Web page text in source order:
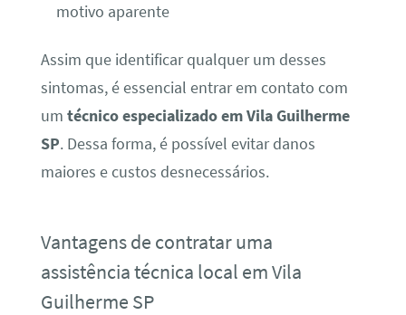
motivo aparente
Assim que identificar qualquer um desses
sintomas, é essencial entrar em contato com
um técnico especializado em Vila Guilherme
SP. Dessa forma, é possível evitar danos
maiores e custos desnecessários.
Vantagens de contratar uma
assistência técnica local em Vila
Guilherme SP